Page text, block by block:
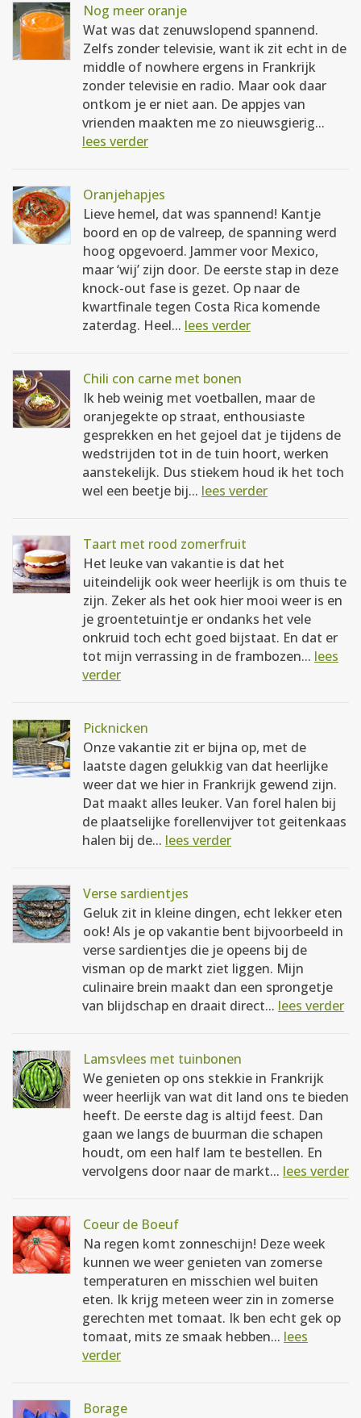
Nog meer oranje
Wat was dat zenuwslopend spannend.
Zelfs zonder televisie, want ik zit echt in de
middle of nowhere ergens in Frankrijk
zonder televisie en radio. Maar ook daar
ontkom je er niet aan. De appjes van
vrienden maakten me zo nieuwsgierig...
lees verder
Oranjehapjes
Lieve hemel, dat was spannend! Kantje
boord en op de valreep, de spanning werd
hoog opgevoerd. Jammer voor Mexico,
maar ‘wij’ zijn door. De eerste stap in deze
knock-out fase is gezet. Op naar de
kwartfinale tegen Costa Rica komende
zaterdag. Heel... lees verder
Chili con carne met bonen
Ik heb weinig met voetballen, maar de
oranjegekte op straat, enthousiaste
gesprekken en het gejoel dat je tijdens de
wedstrijden tot in de tuin hoort, werken
aanstekelijk. Dus stiekem houd ik het toch
wel een beetje bij... lees verder
Taart met rood zomerfruit
Het leuke van vakantie is dat het
uiteindelijk ook weer heerlijk is om thuis te
zijn. Zeker als het ook hier mooi weer is en
je groentetuintje er ondanks het vele
onkruid toch echt goed bijstaat. En dat er
tot mijn verrassing in de frambozen... lees
verder
Picknicken
Onze vakantie zit er bijna op, met de
laatste dagen gelukkig van dat heerlijke
weer dat we hier in Frankrijk gewend zijn.
Dat maakt alles leuker. Van forel halen bij
de plaatselijke forellenvijver tot geitenkaas
halen bij de... lees verder
Verse sardientjes
Geluk zit in kleine dingen, echt lekker eten
ook! Als je op vakantie bent bijvoorbeeld in
verse sardientjes die je opeens bij de
visman op de markt ziet liggen. Mijn
culinaire brein maakt dan een sprongetje
van blijdschap en draait direct... lees verder
Lamsvlees met tuinbonen
We genieten op ons stekkie in Frankrijk
weer heerlijk van wat dit land ons te bieden
heeft. De eerste dag is altijd feest. Dan
gaan we langs de buurman die schapen
houdt, om een half lam te bestellen. En
vervolgens door naar de markt... lees verder
Coeur de Boeuf
Na regen komt zonneschijn! Deze week
kunnen we weer genieten van zomerse
temperaturen en misschien wel buiten
eten. Ik krijg meteen weer zin in zomerse
gerechten met tomaat. Ik ben echt gek op
tomaat, mits ze smaak hebben... lees
verder
Borage